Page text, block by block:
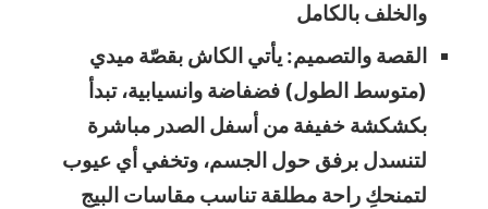
والخلف بالكامل
القصة والتصميم: يأتي الكاش بقصّة ميدي
(متوسط الطول) فضفاضة وانسيابية، تبدأ
بكشكشة خفيفة من أسفل الصدر مباشرة
لتنسدل برفق حول الجسم، وتخفي أي عيوب
لتمنحكِ راحة مطلقة تناسب مقاسات البيج